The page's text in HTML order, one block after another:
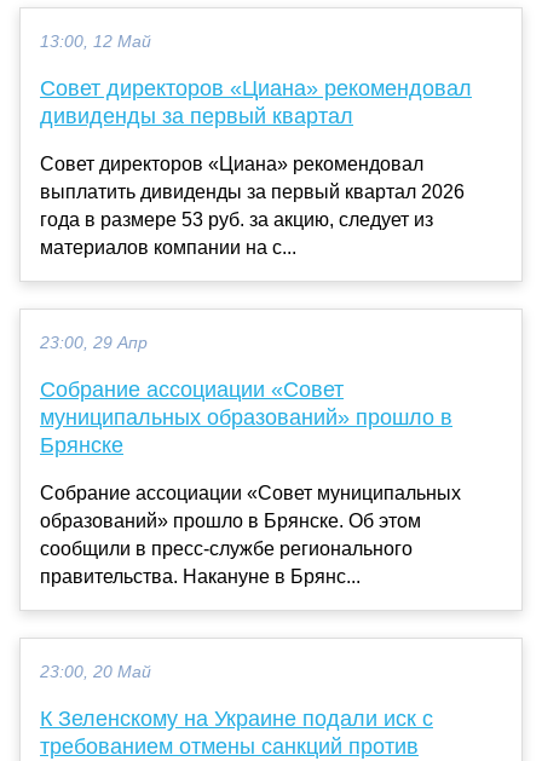
13:00, 12 Май
Совет директоров «Циана» рекомендовал
дивиденды за первый квартал
Совет директоров «Циана» рекомендовал
выплатить дивиденды за первый квартал 2026
года в размере 53 руб. за акцию, следует из
материалов компании на с...
23:00, 29 Апр
Собрание ассоциации «Совет
муниципальных образований» прошло в
Брянске
Собрание ассоциации «Совет муниципальных
образований» прошло в Брянске. Об этом
сообщили в пресс-службе регионального
правительства. Накануне в Брянс...
23:00, 20 Май
К Зеленскому на Украине подали иск с
требованием отмены санкций против